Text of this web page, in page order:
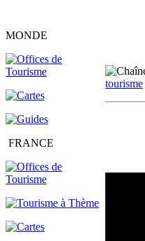
MONDE
FRANCE
tourisme